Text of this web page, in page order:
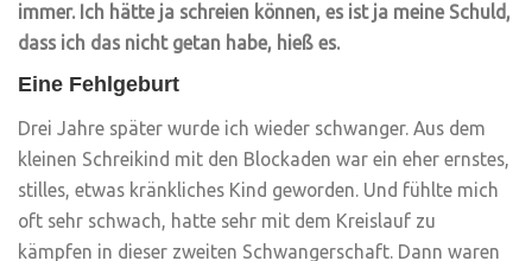
immer. Ich hätte ja schreien können, es ist ja meine Schuld,
dass ich das nicht getan habe, hieß es.
Eine Fehlgeburt
Drei Jahre später wurde ich wieder schwanger. Aus dem
kleinen Schreikind mit den Blockaden war ein eher ernstes,
stilles, etwas kränkliches Kind geworden. Und fühlte mich
oft sehr schwach, hatte sehr mit dem Kreislauf zu
kämpfen in dieser zweiten Schwangerschaft. Dann waren